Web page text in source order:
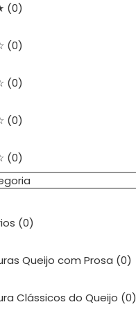
(0)
(0)
(0)
(0)
(0)
(0)
Queijo com Prosa (0)
Clássicos do Queijo (0)